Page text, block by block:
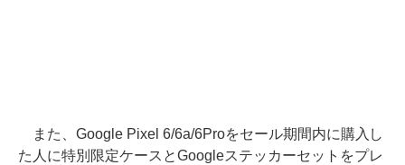
また、Google Pixel 6/6a/6Proをセール期間内に購入し
た人に特別限定ケースとGoogleステッカーセットをプレ